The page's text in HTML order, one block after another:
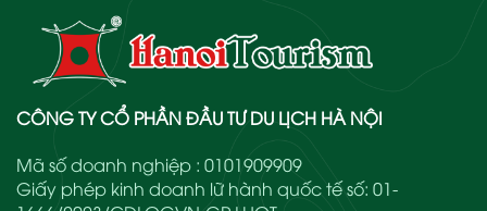
CÔNG TY CỔ PHẦN ĐẦU TƯ DU LỊCH HÀ NỘI
Mã số doanh nghiệp : 0101909909
Giấy phép kinh doanh lữ hành quốc tế số: 01-